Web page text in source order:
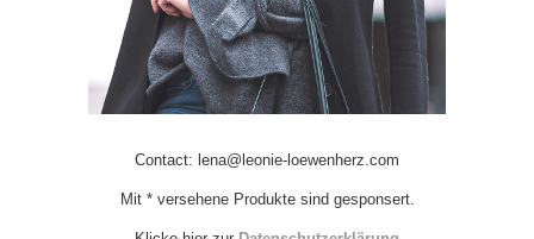
Contact: lena@leonie-loewenherz.com
Mit * versehene Produkte sind gesponsert.